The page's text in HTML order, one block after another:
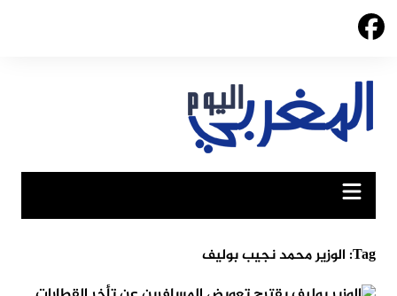
Skip
Tag: الوزير محمد نجيب بوليف